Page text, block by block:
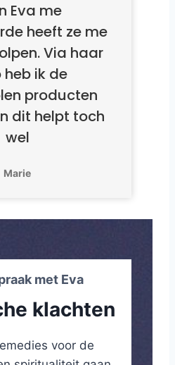
Eva me
heeft ze me
Via haar
heb ik de
producten
dit helpt toch
wel
Marie
met Eva
klachten
voor de